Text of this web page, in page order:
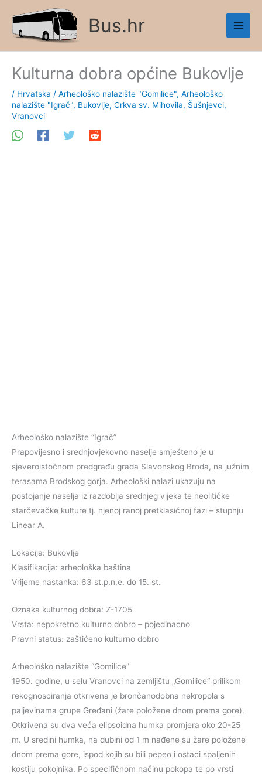
content
Bus.hr
Kulturna dobra općine Bukovlje
/ Hrvatska / Arheološko nalazište "Gomilice", Arheološko
nalazište "Igrač", Bukovlje, Crkva sv. Mihovila, Šušnjevci,
Vranovci
Arheološko nalazište “Igrač”
Prapovijesno i srednjovjekovno naselje smješteno je u
sjeveroistočnom predgrađu grada Slavonskog Broda, na južnim
terasama Brodskog gorja. Arheološki nalazi ukazuju na
postojanje naselja iz razdoblja srednjeg vijeka te neolitičke
starčevačke kulture tj. njenoj ranoj pretklasičnoj fazi – stupnju
Linear A.
Lokacija: Bukovlje
Klasifikacija: arheološka baština
Vrijeme nastanka: 63 st.p.n.e. do 15. st.
Oznaka kulturnog dobra: Z-1705
Vrsta: nepokretno kulturno dobro – pojedinacno
Pravni status: zaštićeno kulturno dobro
Arheološko nalazište “Gomilice”
1950. godine, u selu Vranovci na zemljištu „Gomilice“ prilikom
rekognosciranja otkrivena je brončanodobna nekropola s
paljevinama grupe Gređani (žare položene dnom prema gore).
Otkrivena su dva veća elipsoidna humka promjera oko 20-25
m. U sredini humka, na dubini od 1 m nađene su žare položene
dnom prema gore, ispod kojih su bili pepeo i ostaci spaljenih
kostiju pokojnika. Po specifičnom načinu pokopa te po vrsti